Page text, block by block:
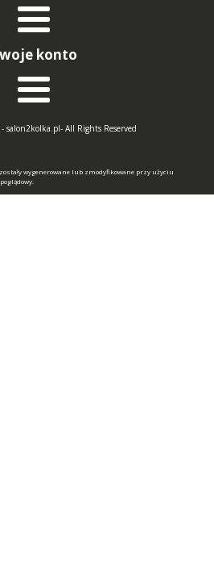
konto
salon2kolka.pl- All Rights Reserved
wygenerowane lub zmodyfikowane przy użyciu